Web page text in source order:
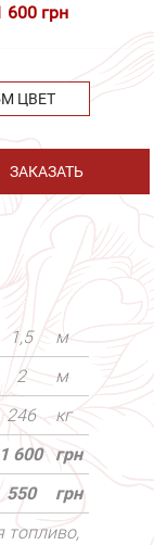
600 грн
ЦВЕТ
ЗАКАЗАТЬ
1,5
м
2
м
246
кг
1 600
грн
550
грн
топливо,